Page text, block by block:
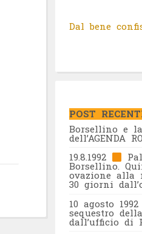
Dal bene
POST
Borsellino e
dell’AGENDA
19.8.1992
Borsellino.
ovazione alla
30 giorni
10 agosto 1992
sequestro
dall’ufficio di